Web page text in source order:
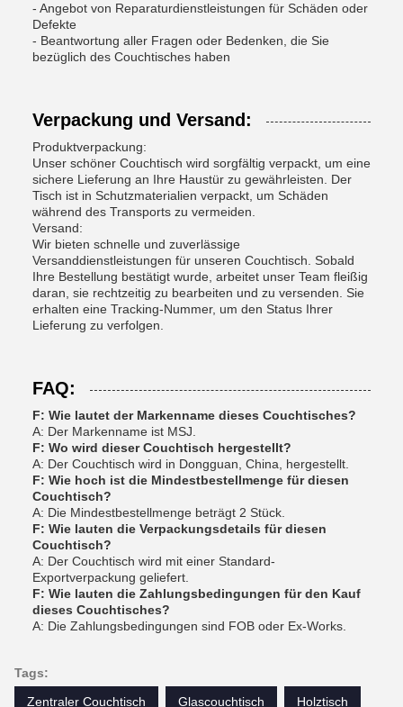
- Angebot von Reparaturdienstleistungen für Schäden oder
Defekte
- Beantwortung aller Fragen oder Bedenken, die Sie
bezüglich des Couchtisches haben
Verpackung und Versand:
Produktverpackung:
Unser schöner Couchtisch wird sorgfältig verpackt, um eine
sichere Lieferung an Ihre Haustür zu gewährleisten. Der
Tisch ist in Schutzmaterialien verpackt, um Schäden
während des Transports zu vermeiden.
Versand:
Wir bieten schnelle und zuverlässige
Versanddienstleistungen für unseren Couchtisch. Sobald
Ihre Bestellung bestätigt wurde, arbeitet unser Team fleißig
daran, sie rechtzeitig zu bearbeiten und zu versenden. Sie
erhalten eine Tracking-Nummer, um den Status Ihrer
Lieferung zu verfolgen.
FAQ:
F: Wie lautet der Markenname dieses Couchtisches?
A: Der Markenname ist MSJ.
F: Wo wird dieser Couchtisch hergestellt?
A: Der Couchtisch wird in Dongguan, China, hergestellt.
F: Wie hoch ist die Mindestbestellmenge für diesen
Couchtisch?
A: Die Mindestbestellmenge beträgt 2 Stück.
F: Wie lauten die Verpackungsdetails für diesen
Couchtisch?
A: Der Couchtisch wird mit einer Standard-
Exportverpackung geliefert.
F: Wie lauten die Zahlungsbedingungen für den Kauf
dieses Couchtisches?
A: Die Zahlungsbedingungen sind FOB oder Ex-Works.
Tags:
Zentraler Couchtisch
Glascouchtisch Holztisch